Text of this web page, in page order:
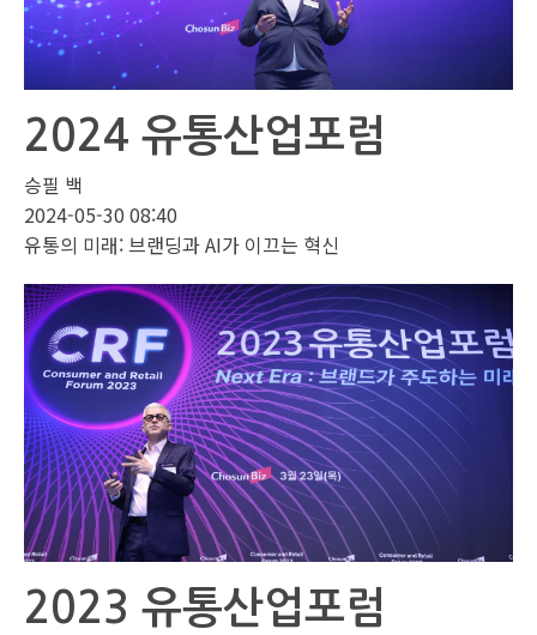
2024 유통산업포럼
승필 백
2024-05-30 08:40
유통의 미래: 브랜딩과 AI가 이끄는 혁신
2023 유통산업포럼